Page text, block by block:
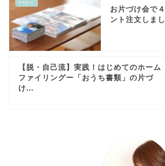
お片づけ会で
ント注文しま
【脱・自己流】実践！はじめてのホーム
ファイリングー「おうち書類」の片づ
け...